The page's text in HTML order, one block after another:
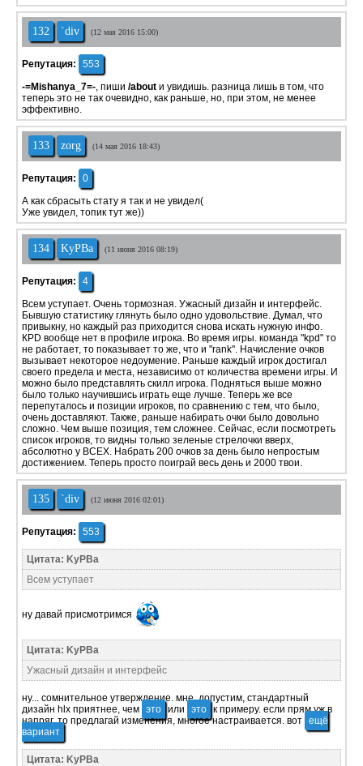
132 `div (12 мая 2016 15:00)
Репутация:
553
-=Mishanya_7=-, пиши /about и увидишь. разница лишь в том, что
теперь это не так очевидно, как раньше, но, при этом, не менее
эффективно.
133 zorg (14 мая 2016 18:43)
Репутация:
0
А как сбрасыть стату я так и не увидел(
Уже увидел, топик тут же))
134 KyPBa (11 июня 2016 08:19)
Репутация:
4
Всем уступает. Очень тормозная. Ужасный дизайн и интерфейс.
Бывшую статистику глянуть было одно удовольствие. Думал, что
привыкну, но каждый раз приходится снова искать нужную инфо.
КPD вообще нет в профиле игрока. Во время игры. команда "kpd" то
не работает, то показывает то же, что и "rank". Начисление очков
вызывает некоторое недоумение. Раньше каждый игрок достигал
своего предела и места, независимо от количества времени игры. И
можно было представлять скилл игрока. Подняться выше можно
было только научившись играть еще лучше. Теперь же все
перепуталось и позиции игроков, по сравнению с тем, что было,
очень доставляют. Также, раньше набирать очки было довольно
сложно. Чем выше позиция, тем сложнее. Сейчас, если посмотреть
список игроков, то видны только зеленые стрелочки вверх,
абсолютно у ВСЕХ. Набрать 200 очков за день было непростым
достижением. Теперь просто поиграй весь день и 2000 твои.
135 `div (12 июня 2016 02:01)
Репутация: 553
Цитата: KyPBa
Всем уступает
ну давай присмотримся
Цитата: KyPBa
Ужасный дизайн и интерфейс
ну... сомнительное утверждение. мне, допустим, стандартный
дизайн hlx приятнее, чем это или это к примеру. если прям уж в
напряг, то предлагай изменения, многое настраивается. вот ещё
вариант
Цитата: KyPBa